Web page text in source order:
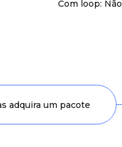
Com loop: Não
adquira um pacote